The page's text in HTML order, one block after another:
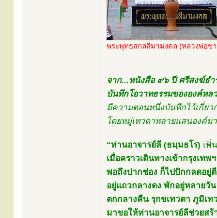
พระพุทธสกลสีมามงคล (หลวงพ่อข
จาก...หนังสือ ๙๖ ปี ศรีสงฆ์ธ
บันทึกโอวาทธรรมขององค์ห
มีความตอนหนึ่งบันทึกไว้เกี่ยว
โดยหมู่เทวดาหลายแสนองค์ม
“ท่านอาจารย์ลี (ธมฺมธโร) เพิ่
เมื่อคราวเดินทางเข้ากรุงเทพ
พอถึงปากช่อง ก็ไปปักกลดอยู่
อยู่แถวกลางดง พักอยู่หลายวั
ตกกลางคืน รุกขเทวดา ภูมิเ
มาขอให้ท่านอาจารย์ลีช่วยสร้